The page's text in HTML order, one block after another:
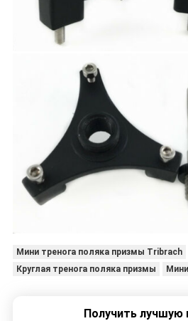
Мини тренога поляка призмы Tribrach
Круглая тренога поляка призмы
Получить лучшую